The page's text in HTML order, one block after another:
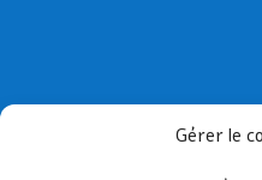
Gérer le
Collège St Joseph de